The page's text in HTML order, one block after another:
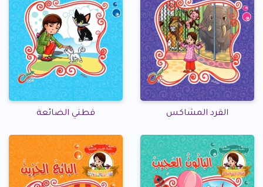
القرد المشاكس قطتي الضائعة